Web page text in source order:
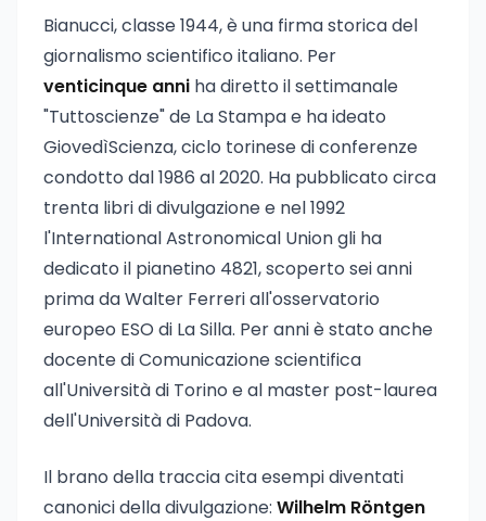
Bianucci, classe 1944, è una firma storica del
giornalismo scientifico italiano. Per
venticinque anni ha diretto il settimanale
"Tuttoscienze" de La Stampa e ha ideato
GiovedìScienza, ciclo torinese di conferenze
condotto dal 1986 al 2020. Ha pubblicato circa
trenta libri di divulgazione e nel 1992
l'International Astronomical Union gli ha
dedicato il pianetino 4821, scoperto sei anni
prima da Walter Ferreri all'osservatorio
europeo ESO di La Silla. Per anni è stato anche
docente di Comunicazione scientifica
all'Università di Torino e al master post-laurea
dell'Università di Padova.
Il brano della traccia cita esempi diventati
canonici della divulgazione: Wilhelm Röntgen